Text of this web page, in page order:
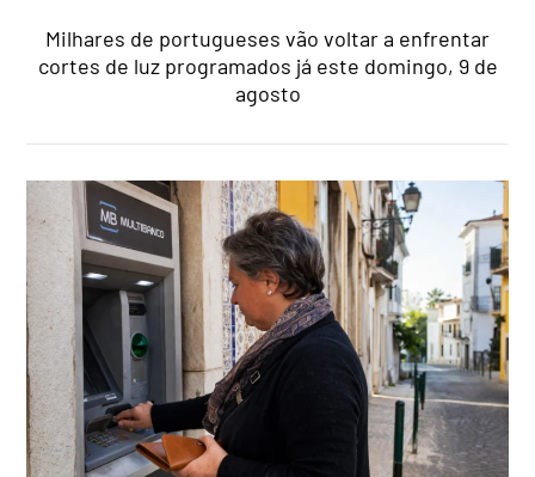
Milhares de portugueses vão voltar a enfrentar
cortes de luz programados já este domingo, 9 de
agosto